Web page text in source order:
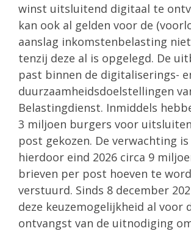
winst uitsluitend digitaal te
kan ook al gelden voor de
aanslag inkomstenbelasting
tenzij deze al is opgelegd. De
past binnen de digitaliserings-
duurzaamheidsdoelstellingen
Belastingdienst. Inmiddels
3 miljoen burgers voor
post gekozen. De verwachting
hierdoor eind 2026 circa 9
brieven per post hoeven te
verstuurd. Sinds 8 december
deze keuzemogelijkheid al voor
ontvangst van de uitnodiging